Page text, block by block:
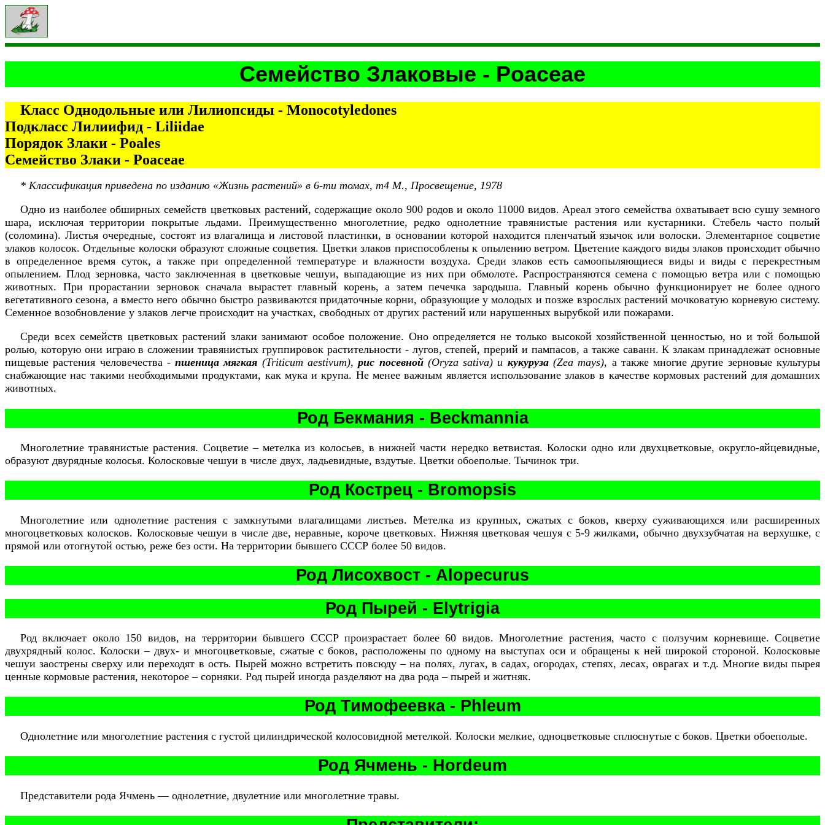
Семейство Злаковые - Poaceae
Класс Однодольные или Лилиопсиды - Monocotyledones
Подкласс Лилиифид - Liliidae
Порядок Злаки - Poales
Семейство Злаки - Poaceae
* Классификация приведена по изданию «Жизнь растений» в 6-ти томах, т4 М., Просвещение, 1978
Одно из наиболее обширных семейств цветковых растений, содержащие около 900 родов и около 11000 видов. Ареал этого семейства охватывает всю сушу земного
шара, исключая территории покрытые льдами. Преимущественно многолетние, редко однолетние травянистые растения или кустарники. Стебель часто полый
(соломина). Листья очередные, состоят из влагалища и листовой пластинки, в основании которой находится пленчатый язычок или волоски. Элементарное соцветие
злаков колосок. Отдельные колоски образуют сложные соцветия. Цветки злаков приспособлены к опылению ветром. Цветение каждого виды злаков происходит обычно
в определенное время суток, а также при определенной температуре и влажности воздуха. Среди злаков есть самоопыляющиеся виды и виды с перекрестным
опылением. Плод зерновка, часто заключенная в цветковые чешуи, выпадающие из них при обмолоте. Распространяются семена с помощью ветра или с помощью
животных. При прорастании зерновок сначала вырастет главный корень, а затем печечка зародыша. Главный корень обычно функционирует не более одного
вегетативного сезона, а вместо него обычно быстро развиваются придаточные корни, образующие у молодых и позже взрослых растений мочковатую корневую систему.
Семенное возобновление у злаков легче происходит на участках, свободных от других растений или нарушенных вырубкой или пожарами.
Среди всех семейств цветковых растений злаки занимают особое положение. Оно определяется не только высокой хозяйственной ценностью, но и той большой
ролью, которую они играю в сложении травянистых группировок растительности - лугов, степей, прерий и пампасов, а также саванн. К злакам принадлежат основные
пищевые растения человечества -пшеница мягкая (Triticum aestivum),рис посевной (Oryza sativa) и кукуруза(Zea mays), а также многие другие зерновые культуры
снабжающие нас такими необходимыми продуктами, как мука и крупа. Не менее важным является использование злаков в качестве кормовых растений для домашних
животных.
Род Бекмания - Beckmannia
Многолетние травянистые растения. Соцветие – метелка из колосьев, в нижней части нередко ветвистая. Колоски одно или двухцветковые, округло-яйцевидные,
образуют двурядные колосья. Колосковые чешуи в числе двух, ладьевидные, вздутые. Цветки обоеполые. Тычинок три.
Род Кострец - Bromopsis
Многолетние или однолетние растения с замкнутыми влагалищами листьев. Метелка из крупных, сжатых с боков, кверху суживающихся или расширенных
многоцветковых колосков. Колосковые чешуи в числе две, неравные, короче цветковых. Нижняя цветковая чешуя с 5-9 жилками, обычно двухзубчатая на верхушке, с
прямой или отогнутой остью, реже без ости. На территории бывшего СССР более 50 видов.
Род Лисохвост - Alopecurus
Род Пырей - Elytrigia
Род включает около 150 видов, на территории бывшего СССР произрастает более 60 видов. Многолетние растения, часто с ползучим корневище. Соцветие
двухрядный колос. Колоски – двух- и многоцветковые, сжатые с боков, расположены по одному на выступах оси и обращены к ней широкой стороной. Колосковые
чешуи заострены сверху или переходят в ость. Пырей можно встретить повсюду – на полях, лугах, в садах, огородах, степях, лесах, оврагах и т.д. Многие виды пырея
ценные кормовые растения, некоторое – сорняки. Род пырей иногда разделяют на два рода – пырей и житняк.
Род Тимофеевка - Phleum
Однолетние или многолетние растения с густой цилиндрической колосовидной метелкой. Колоски мелкие, одноцветковые сплюснутые с боков. Цветки обоеполые.
Род Ячмень - Hordeum
Представители рода Ячмень — однолетние, двулетние или многолетние травы.